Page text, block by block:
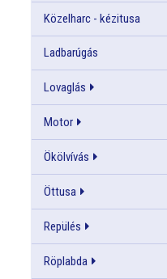
Közelharc - kézitusa
Ladbarúgás
Lovaglás
Motor
Ökölvívás
Öttusa
Repülés
Röplabda